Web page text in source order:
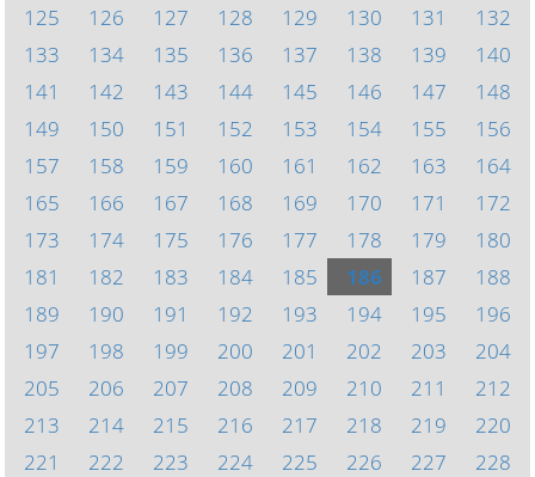
125
126 127 128 129 130 131
132
133
134 135 136 137 138 139
140
141
142 143 144 145 146 147
148
149
150 151 152 153 154 155
156
157
158 159 160 161 162 163
164
165
166 167 168 169 170 171
172
173
174 175 176 177 178 179
180
181
182 183 184 185 186 187
188
189
190 191 192 193 194 195
196
197
198 199 200 201 202 203
204
205
206 207 208 209 210 211
212
213
214 215 216 217 218 219
220
221
222 223 224 225 226 227
228